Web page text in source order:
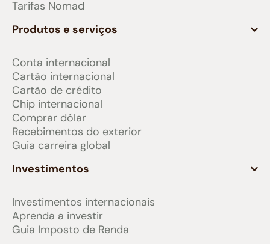
Tarifas Nomad
Produtos e serviços
Conta internacional
Cartão internacional
Cartão de crédito
Chip internacional
Comprar dólar
Recebimentos do exterior
Guia carreira global
Investimentos
Investimentos internacionais
Aprenda a investir
Guia Imposto de Renda